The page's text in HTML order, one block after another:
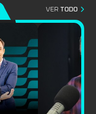
VER TODO